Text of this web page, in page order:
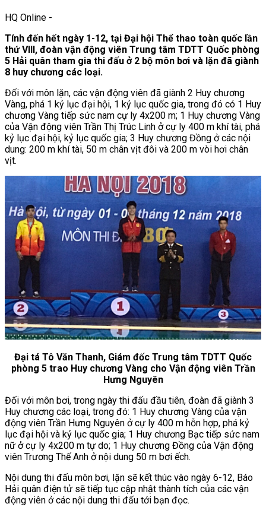
HQ Online -
Tính đến hết ngày 1-12, tại Đại hội Thể thao toàn quốc lần
thứ VIII, đoàn vận động viên Trung tâm TDTT Quốc phòng
5 Hải quân tham gia thi đấu ở 2 bộ môn bơi và lặn đã giành
8 huy chương các loại.
Đối với môn lặn, các vận động viên đã giành 2 Huy chương
Vàng, phá 1 kỷ lục đại hội, 1 kỷ lục quốc gia, trong đó có 1 Huy
chương Vàng tiếp sức nam cự ly 4x200 m; 1 Huy chương Vàng
của Vận động viên Trần Thị Trúc Linh ở cự ly 400 m khí tài, phá
kỷ lục đại hội, kỷ lục quốc gia; 3 Huy chương Đồng ở các nội
dung: 200 m khí tài, 50 m chân vịt đôi và 200 m vòi hơi chân
vịt.
Đại tá Tô Văn Thanh, Giám đốc Trung tâm TDTT Quốc
phòng 5 trao Huy chương Vàng cho Vận động viên Trần
Hưng Nguyên
Đối với môn bơi, trong ngày thi đấu đầu tiên, đoàn đã giành 3
Huy chương các loại, trong đó: 1 Huy chương Vàng của vận
động viên Trần Hưng Nguyên ở cự ly 400 m hỗn hợp, phá kỷ
lục đại hội và kỷ lục quốc gia; 1 Huy chương Bạc tiếp sức nam
nữ ở cự ly 4x200 m tự do; 1 Huy chương Đồng của Vận động
viên Trương Thế Anh ở nội dung 50 m bơi ếch.
Nội dung thi đấu môn bơi, lặn sẽ kết thúc vào ngày 6-12, Báo
Hải quân điện tử sẽ tiếp tục cập nhật thành tích của các vận
động viên ở các nội dung thi đấu tới bạn đọc.